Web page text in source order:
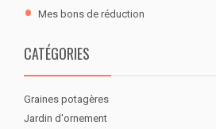
Mes bons de réduction
CATÉGORIES
Graines potagères
Jardin d'ornement